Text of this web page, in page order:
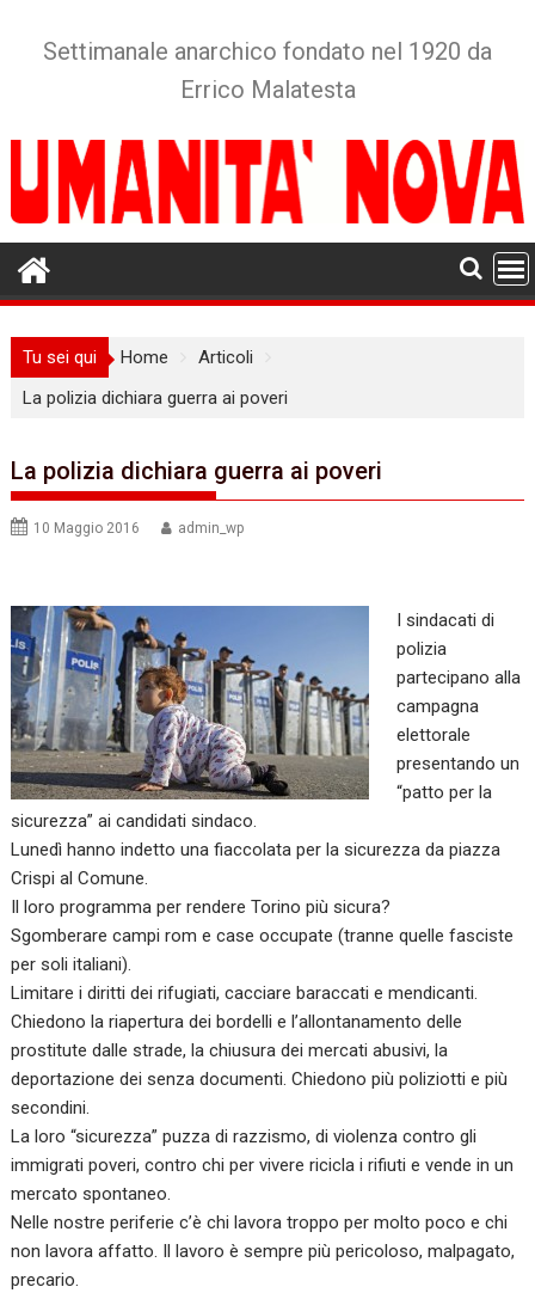
Settimanale anarchico fondato nel 1920 da
Errico Malatesta
Tu sei qui Home
Articoli
La polizia dichiara guerra ai poveri
La polizia dichiara guerra ai poveri
10 Maggio 2016 admin_wp
I sindacati di
polizia
partecipano alla
campagna
elettorale
presentando un
“patto per la
sicurezza” ai candidati sindaco.
Lunedì hanno indetto una fiaccolata per la sicurezza da piazza
Crispi al Comune.
Il loro programma per rendere Torino più sicura?
Sgomberare campi rom e case occupate (tranne quelle fasciste
per soli italiani).
Limitare i diritti dei rifugiati, cacciare baraccati e mendicanti.
Chiedono la riapertura dei bordelli e l’allontanamento delle
prostitute dalle strade, la chiusura dei mercati abusivi, la
deportazione dei senza documenti. Chiedono più poliziotti e più
secondini.
La loro “sicurezza” puzza di razzismo, di violenza contro gli
immigrati poveri, contro chi per vivere ricicla i rifiuti e vende in un
mercato spontaneo.
Nelle nostre periferie c’è chi lavora troppo per molto poco e chi
non lavora affatto. Il lavoro è sempre più pericoloso, malpagato,
precario.